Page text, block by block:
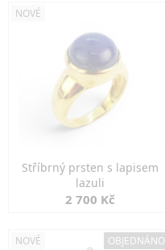
NOVÉ
Stříbrný prsten s lapisem
lazuli
2 700 Kč
NOVÉ OBJEDNÁNO